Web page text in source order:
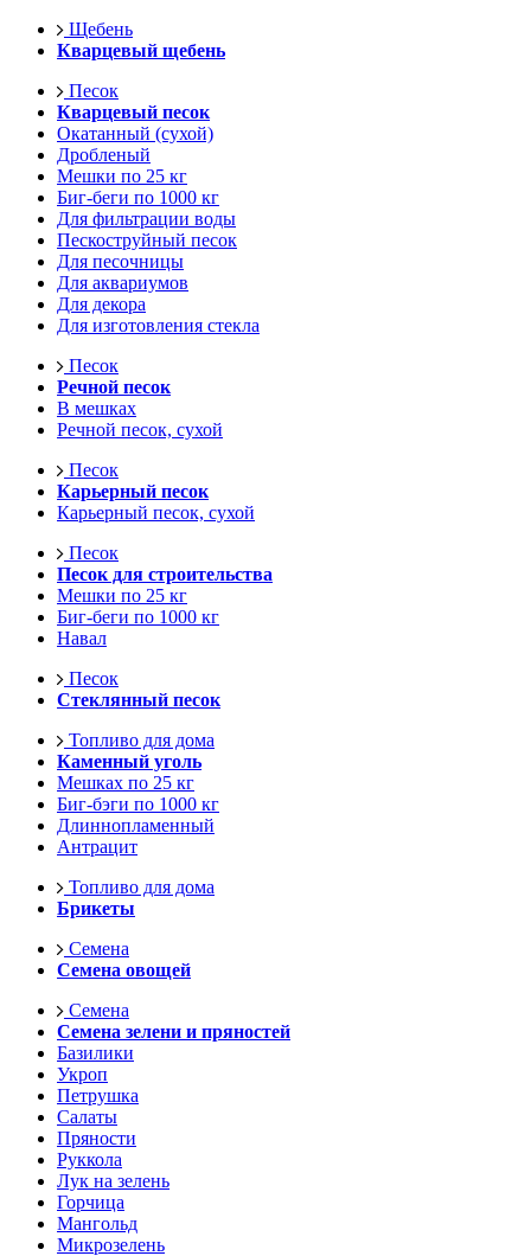
Щебень
Кварцевый щебень
Песок
Кварцевый песок
Окатанный (сухой)
Дробленый
Мешки по 25 кг
Биг-беги по 1000 кг
Для фильтрации воды
Пескоструйный песок
Для песочницы
Для аквариумов
Для декора
Для изготовления стекла
Песок
Речной песок
В мешках
Речной песок, сухой
Песок
Карьерный песок
Карьерный песок, сухой
Песок
Песок для строительства
Мешки по 25 кг
Биг-беги по 1000 кг
Навал
Песок
Стеклянный песок
Топливо для дома
Каменный уголь
Мешках по 25 кг
Биг-бэги по 1000 кг
Длиннопламенный
Антрацит
Топливо для дома
Брикеты
Семена
Семена овощей
Семена
Семена зелени и пряностей
Базилики
Укроп
Петрушка
Салаты
Пряности
Руккола
Лук на зелень
Горчица
Мангольд
Микрозелень